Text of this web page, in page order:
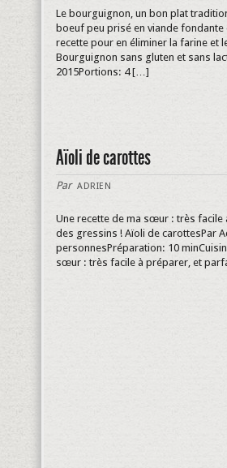
Le bourguignon, un bon plat
boeuf peu prisé en viande fondante
recette pour en éliminer la farine et
Bourguignon sans gluten et sans
2015Portions: 4 […]
Aïoli de carottes
Par ADRIEN
Une recette de ma sœur : très
des gressins ! Aïoli de carottesPar
personnesPréparation: 10
sœur : très facile à préparer, et